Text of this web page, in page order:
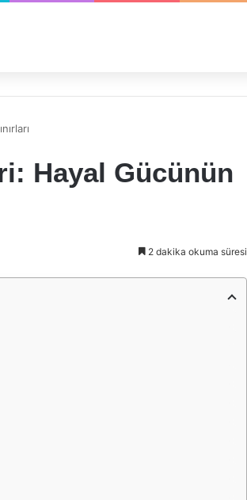
Hayal Gücünün
2 dakika okuma süresi